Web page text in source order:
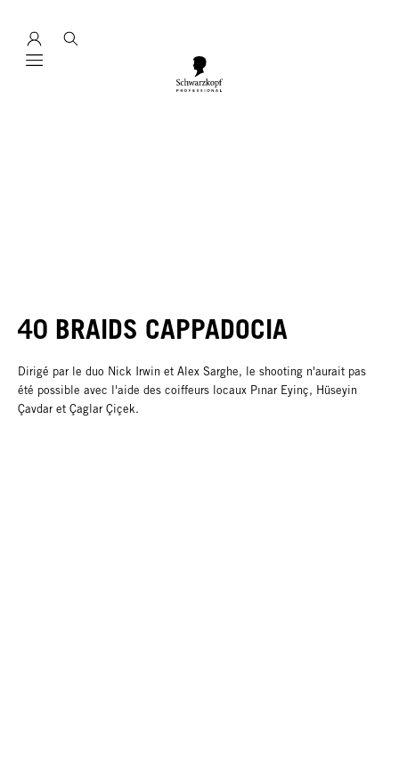
Mobile navigation
40 BRAIDS CAPPADOCIA
Dirigé par le duo Nick Irwin et Alex Sarghe, le shooting n'aurait pas
été possible avec l'aide des coiffeurs locaux Pınar Eyinç, Hüseyin
Çavdar et Çaglar Çiçek.